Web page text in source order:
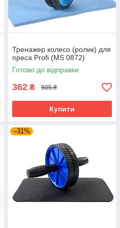
Тренажер колесо (ролик) для
преса Profi (MS 0872)
Готово до відправки
362 ₴ 505 ₴
Купити
–31%